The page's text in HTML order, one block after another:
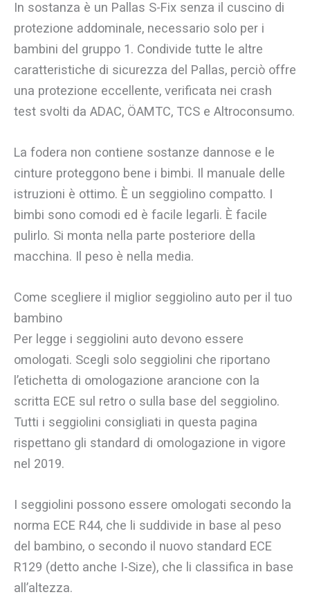
In sostanza è un Pallas S-Fix senza il cuscino di
protezione addominale, necessario solo per i
bambini del gruppo 1. Condivide tutte le altre
caratteristiche di sicurezza del Pallas, perciò offre
una protezione eccellente, verificata nei crash
test svolti da ADAC, ÖAMTC, TCS e Altroconsumo.
La fodera non contiene sostanze dannose e le
cinture proteggono bene i bimbi. Il manuale delle
istruzioni è ottimo. È un seggiolino compatto. I
bimbi sono comodi ed è facile legarli. È facile
pulirlo. Si monta nella parte posteriore della
macchina. Il peso è nella media.
Come scegliere il miglior seggiolino auto per il tuo
bambino
Per legge i seggiolini auto devono essere
omologati. Scegli solo seggiolini che riportano
l’etichetta di omologazione arancione con la
scritta ECE sul retro o sulla base del seggiolino.
Tutti i seggiolini consigliati in questa pagina
rispettano gli standard di omologazione in vigore
nel 2019.
I seggiolini possono essere omologati secondo la
norma ECE R44, che li suddivide in base al peso
del bambino, o secondo il nuovo standard ECE
R129 (detto anche I-Size), che li classifica in base
all’altezza.